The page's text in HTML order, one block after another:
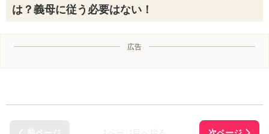
は？義母に従う必要はない！
広告